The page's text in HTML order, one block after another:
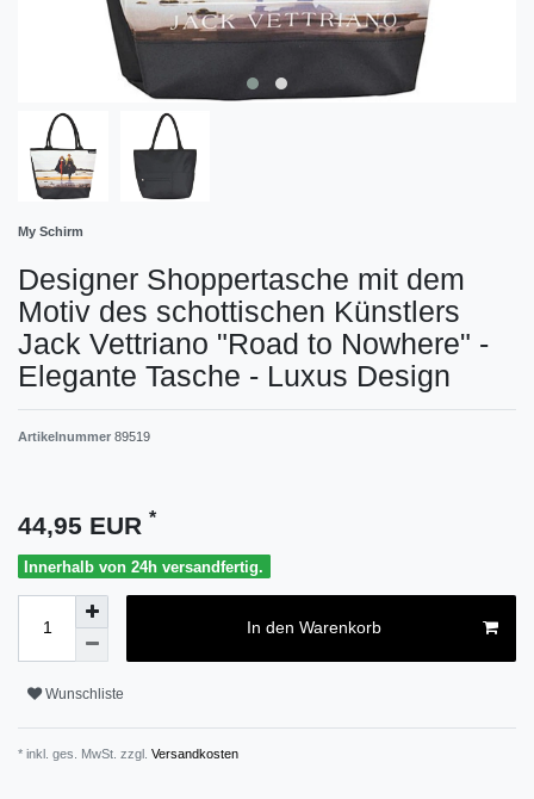
My Schirm
Designer Shoppertasche mit dem
Motiv des schottischen Künstlers
Jack Vettriano "Road to Nowhere" -
Elegante Tasche - Luxus Design
Artikelnummer 89519
44,95 EUR *
Innerhalb von 24h versandfertig.
In den Warenkorb
Wunschliste
* inkl. ges. MwSt. zzgl. Versandkosten